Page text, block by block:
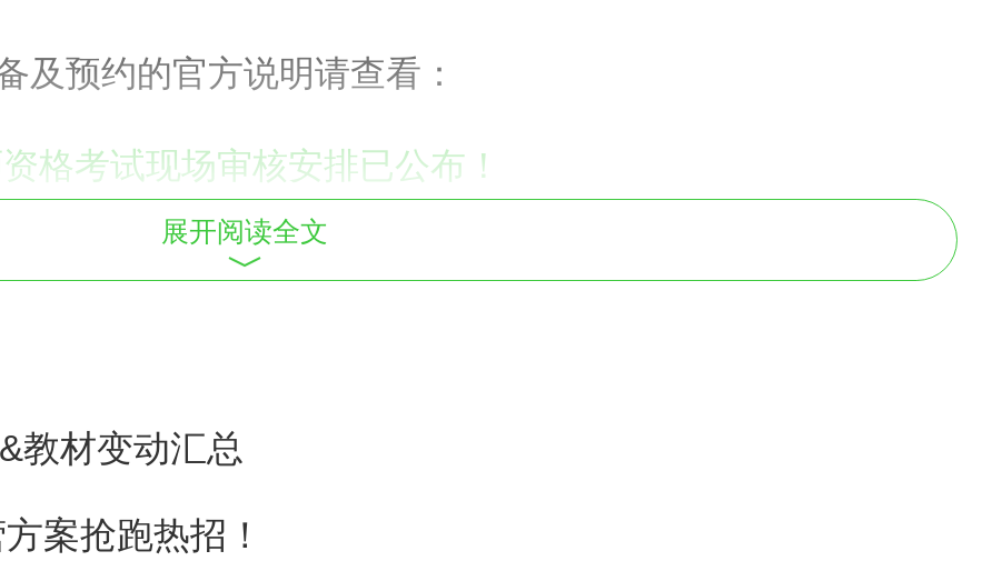
及预约的官方说明请查看：
格考试现场审核安排已公布！
名审核时间|地点|要求汇总
名审核材料模板|特殊要求汇总
底水平测试，抢占复习先机！
展开阅读全文
教材变动汇总
案抢跑热招！